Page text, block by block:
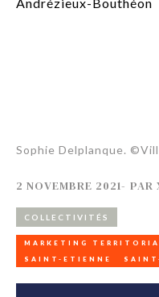
Sophie Delplanque.
2 NOVEMBRE 2021- PAR
COLLECTIVITÉS
MARKETING
SAINT-ETIENNE